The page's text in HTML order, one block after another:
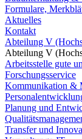
Formulare,
Aktuelles
Kontakt
Abteilung V
Abteilung V
Arbeitsstelle gute
Forschungsservice
Kommunikation &
Planung und
Transfer und